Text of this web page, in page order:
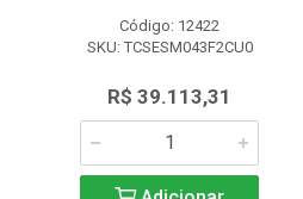
Código: 12422
SKU: TCSESM043F2CU0
R$ 39.113,31